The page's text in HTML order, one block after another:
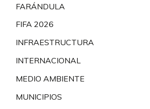
FARÁNDULA
FIFA 2026
INFRAESTRUCTURA
INTERNACIONAL
MEDIO AMBIENTE
MUNICIPIOS